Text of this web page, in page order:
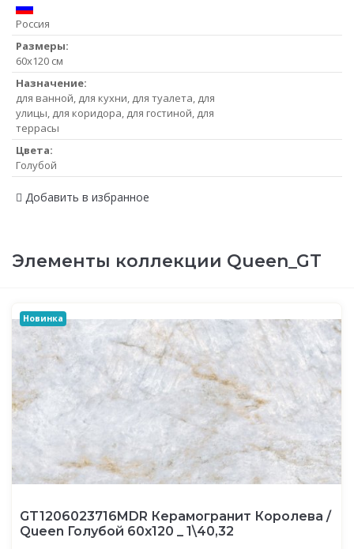
Россия
Размеры:
60x120 см
Назначение:
для ванной, для кухни, для туалета, для
улицы, для коридора, для гостиной, для
террасы
Цвета:
Голубой
Добавить в избранное
Элементы коллекции Queen_GT
Новинка
GT1206023716MDR Керамогранит Королева /
Queen Голубой 60x120 _ 1\40,32